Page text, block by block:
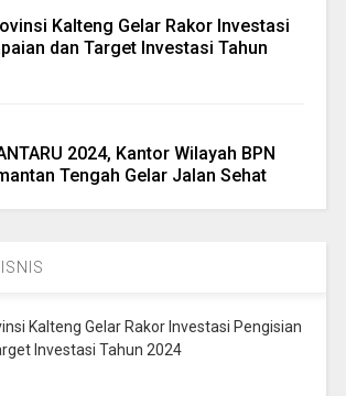
Kalteng Gelar Rakor Investasi
dan Target Investasi Tahun
2024, Kantor Wilayah BPN
Tengah Gelar Jalan Sehat
Kalteng Gelar Rakor Investasi Pengisian
Investasi Tahun 2024